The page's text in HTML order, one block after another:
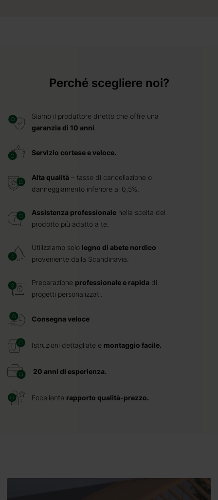
Perché scegliere noi?
Siamo il produttore diretto che offre una
garanzia di 10 anni
Servizio cortese e veloce.
Alta qualità – tasso di cancellazione o
danneggiamento inferiore al 0,5%.
Assistenza professionale nella scelta del
prodotto più adatto a te.
Utilizziamo solo legno di abete nordico
proveniente dalla Scandinavia.
Preparazione professionale e rapida di
progetti personalizzati.
Consegna veloce
Istruzioni dettagliate e montaggio facile.
20 anni di esperienza.
Eccellente rapporto qualità-prezzo.